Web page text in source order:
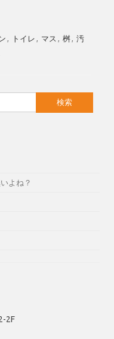
, トイレ , マス , 桝, 汚
よね？
2F